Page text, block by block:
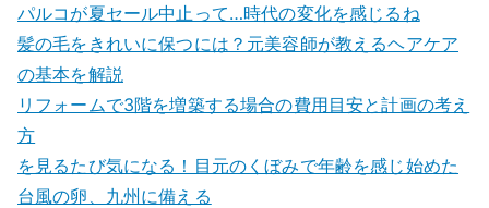
パルコが夏セール中止って…時代の変化を感じるね
髪の毛をきれいに保つには？元美容師が教えるヘアケア
の基本を解説
リフォームで3階を増築する場合の費用目安と計画の考え
方
を見るたび気になる！目元のくぼみで年齢を感じ始めた
台風の卵、九州に備える